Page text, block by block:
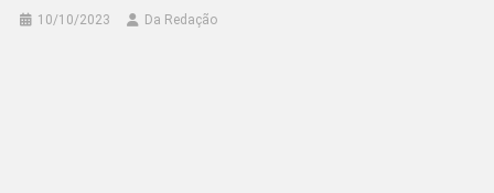
10/10/2023 Da Redação